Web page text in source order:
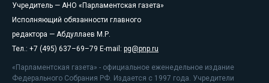
Учредитель — АНО «Парламентская газета»
Исполняющий обязанности главного
редактора — Абдуллаев М.Р.
Тел.: +7 (495) 637–69–79 E-mail: pg@pnp.ru
«Парламентская газета» - официальное еженедельное издание
Федерального Собрания РФ. Издается с 1997 года. Учредители